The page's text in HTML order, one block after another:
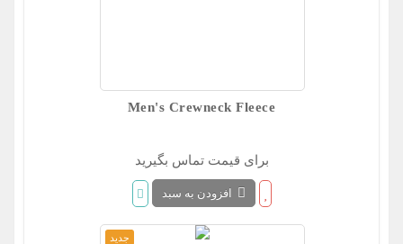
Men's Crewneck Fleece
برای قیمت تماس بگیرید
افزودن به سبد
جدید